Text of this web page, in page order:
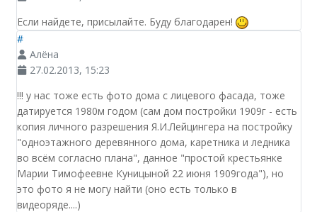
Если найдете, присылайте. Буду благодарен!
#
Алёна
27.02.2013, 15:23
!!! у нас тоже есть фото дома с лицевого фасада, тоже
датируется 1980м годом (сам дом постройки 1909г - есть
копия личного разрешения Я.И.Лейцингера на постройку
"одноэтажного деревянного дома, каретника и ледника
во всём согласно плана", данное "простой крестьянке
Марии Тимофеевне Куницыной 22 июня 1909года"), но
это фото я не могу найти (оно есть только в
видеоряде....)